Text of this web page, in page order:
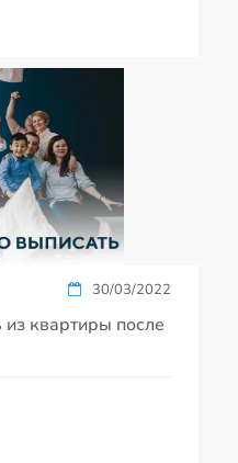
30/03/2022
квартиры после